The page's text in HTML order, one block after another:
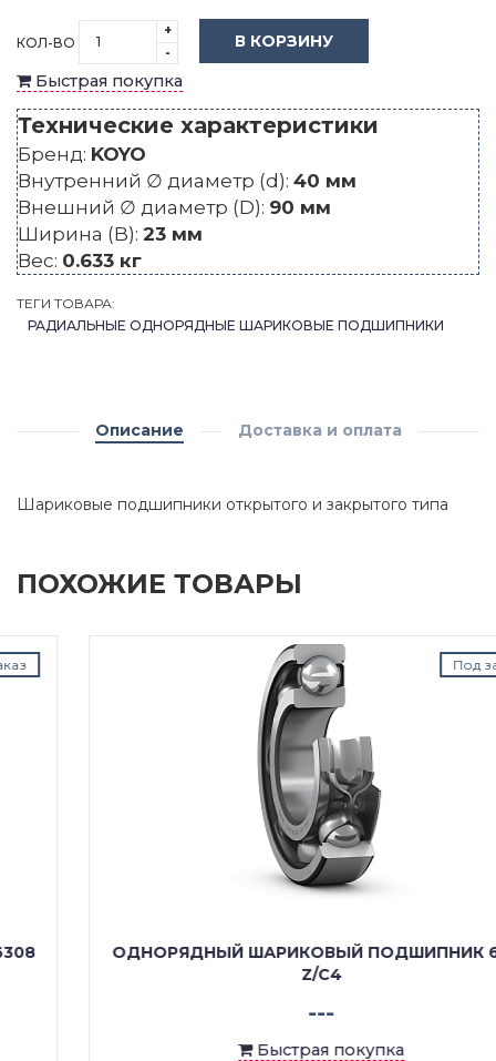
КОЛ-ВО
+
-
В КОРЗИНУ
Быстрая покупка
Технические характеристики
Бренд: KOYO
Внутренний ∅ диаметр (d): 40 мм
Внешний ∅ диаметр (D): 90 мм
Ширина (B): 23 мм
Вес: 0.633 кг
ТЕГИ ТОВАРА:
РАДИАЛЬНЫЕ ОДНОРЯДНЫЕ ШАРИКОВЫЕ ПОДШИПНИКИ
Описание Доставка и оплата
Шариковые подшипники открытого и закрытого типа
ПОХОЖИЕ ТОВАРЫ
ОДНОРЯДНЫЙ ШАРИКОВЫЙ ПОДШИПНИК 6308
Быстрая покупка